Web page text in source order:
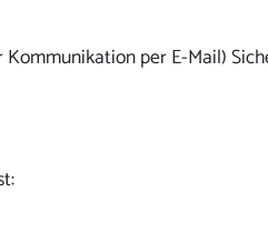
per E-Mail)